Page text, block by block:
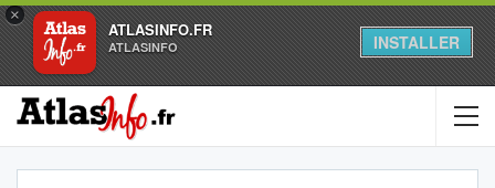
×
ATLASINFO.FR
ATLASINFO INSTALLER